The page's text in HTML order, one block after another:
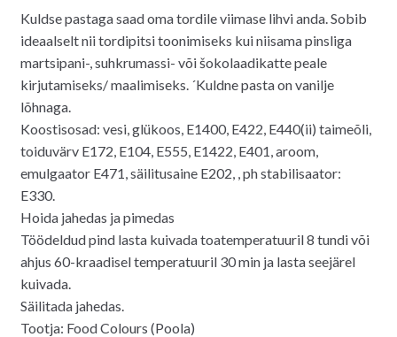
Kuldse pastaga saad oma tordile viimase lihvi anda. Sobib
ideaalselt nii tordipitsi toonimiseks kui niisama pinsliga
martsipani-, suhkrumassi- või šokolaadikatte peale
kirjutamiseks/ maalimiseks. ´Kuldne pasta on vanilje
lõhnaga.
Koostisosad: vesi, glükoos, E1400, E422, E440(ii) taimeõli,
toiduvärv E172, E104, E555, E1422, E401, aroom,
emulgaator E471, säilitusaine E202, , ph stabilisaator:
E330.
Hoida jahedas ja pimedas
Töödeldud pind lasta kuivada toatemperatuuril 8 tundi või
ahjus 60-kraadisel temperatuuril 30 min ja lasta seejärel
kuivada.
Säilitada jahedas.
Tootja: Food Colours (Poola)